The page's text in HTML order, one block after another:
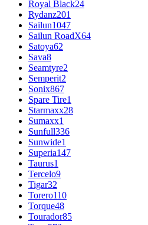
Royal Black24
Rydanz201
Sailun1047
Sailun RoadX64
Satoya62
Sava8
Seamtyre2
Semperit2
Sonix867
Spare Tire1
Starmaxx28
Sumaxx1
Sunfull336
Sunwide1
Superia147
Taurus1
Tercelo9
Tigar32
Torero110
Torque48
Tourador85